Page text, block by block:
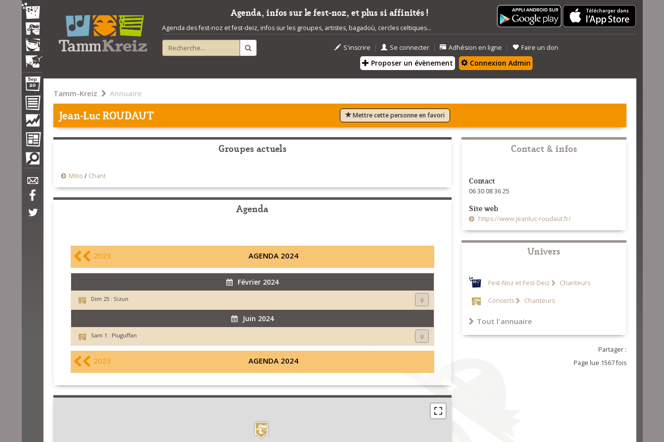
Agenda, infos sur le fest-noz, et plus si affinités !
Agenda des fest-noz et fest-deiz, infos sur les groupes, artistes, bagadoù, cercles celtiques...
S'inscrire | Se connecter | Adhésion en ligne | Faire un don
Proposer un évènement Connexion Admin
Tamm-Kreiz Annuaire
Jean-Luc ROUDAUT Mettre cette personne en favori
Groupes actuels
Mitio / Chant
Agenda
2023 AGENDA 2024
Février 2024
Dim 25 : Sizun
Juin 2024
Sam 1 : Pluguffan
2023 AGENDA 2024
Contact & infos
Contact
06 30 08 36 25
Site web
https://www.jeanluc-roudaut.fr/
Univers
Fest-Noz et Fest-Deiz Chanteurs
Concerts Chanteurs
Tout l'annuaire
Partager :
Page lue 1567 fois